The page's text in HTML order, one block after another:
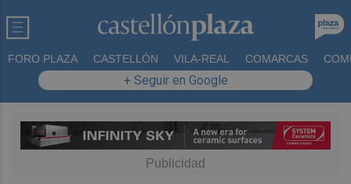
FORO PLAZA CASTELLÓN VILA-REAL COMARCAS
+ Seguir en Google